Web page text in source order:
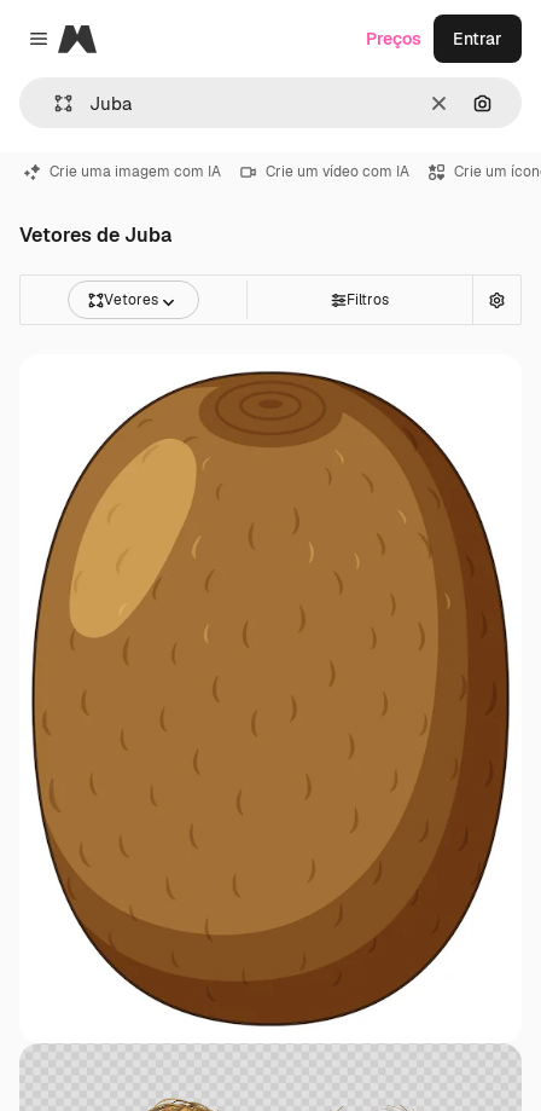
Close menu
Magnific
Limpar
Preços Entrar
Crie uma imagem com IA Crie um vídeo com IA Crie um
Vetores de Juba
Vetores Filtros